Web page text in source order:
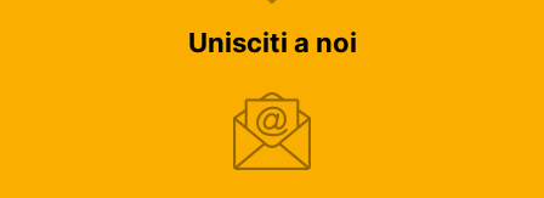
Unisciti a noi